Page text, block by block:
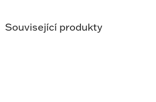
Související produkty